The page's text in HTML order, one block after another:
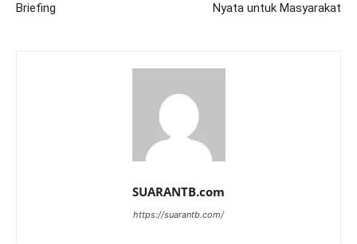
Briefing
Nyata untuk Masyarakat
SUARANTB.com
https://suarantb.com/